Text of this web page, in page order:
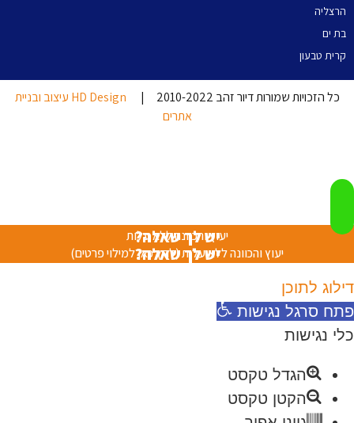
הרצליה
בת ים
קרית טבעון
כל הזכויות שמורות דיור זהב 2010-2022 |
HD Design עיצוב ובניית
אתרים
יש לך שאלה?
יעוץ והכוונה ללא עלות
יש לך שאלה?
יעוץ והכוונה ללא עלות (לחץ כאן למילוי פרטים)
דילוג לתוכן
פתח סרגל נגישות
כלי נגישות
הגדל טקסט
הקטן טקסט